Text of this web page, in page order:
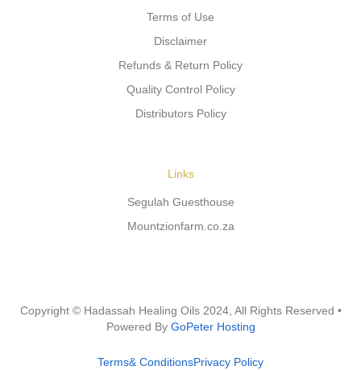
Terms of Use
Disclaimer
Refunds & Return Policy
Quality Control Policy
Distributors Policy
Links
Segulah Guesthouse
Mountzionfarm.co.za
Copyright © Hadassah Healing Oils 2024, All Rights Reserved •
Powered By GoPeter Hosting
Terms& ConditionsPrivacy Policy